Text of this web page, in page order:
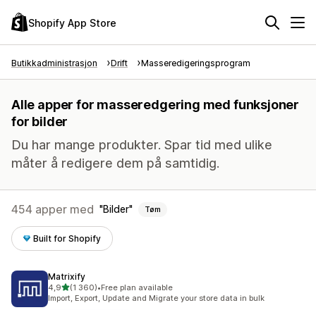
Shopify App Store
Butikkadministrasjon Drift Masseredigeringsprogram
Alle apper for masseredgering med funksjoner
for bilder
Du har mange produkter. Spar tid med ulike
måter å redigere dem på samtidig.
454 apper med Bilder Tøm
Built for Shopify
Matrixify
4,9av 5 stjerner
(1 360)
Totalt 1360 omtaler
•Free plan available
Import, Export, Update and Migrate your store data in bulk